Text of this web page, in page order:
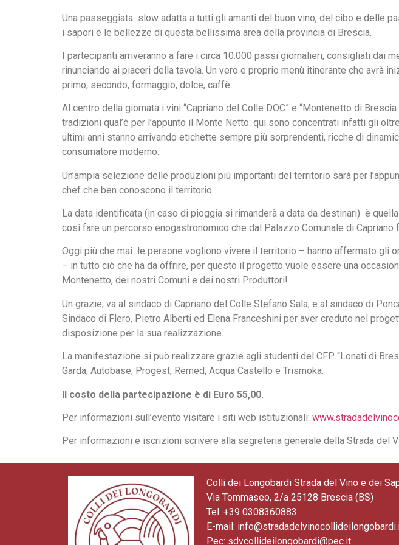
Una passeggiata slow adatta a tutti gli amanti del buon vino, del cibo e delle
i sapori e le bellezze di questa bellissima area della provincia di Brescia.
I partecipanti arriveranno a fare i circa 10.000 passi giornalieri, consigliati dai
rinunciando ai piaceri della tavola. Un vero e proprio menù itinerante che avrà
primo, secondo, formaggio, dolce, caffè.
Al centro della giornata i vini “Capriano del Colle DOC” e “Montenetto di
tradizioni qual’è per l’appunto il Monte Netto: qui sono concentrati infatti gli
ultimi anni stanno arrivando etichette sempre più sorprendenti, ricche di
consumatore moderno.
Un’ampia selezione delle produzioni più importanti del territorio sarà per
chef che ben conoscono il territorio.
La data identificata (in caso di pioggia si rimanderà a data da destinari) è
così fare un percorso enogastronomico che dal Palazzo Comunale di
Oggi più che mai le persone vogliono vivere il territorio – hanno affermato gli
– in tutto ciò che ha da offrire, per questo il progetto vuole essere una
Montenetto, dei nostri Comuni e dei nostri Produttori!
Un grazie, va al sindaco di Capriano del Colle Stefano Sala, e al sindaco di
Sindaco di Flero, Pietro Alberti ed Elena Franceshini per aver creduto nel
disposizione per la sua realizzazione.
La manifestazione si può realizzare grazie agli studenti del CFP “Lonati di
Garda, Autobase, Progest, Remed, Acqua Castello e Trismoka.
Il costo della partecipazione è di Euro 55,00.
Per informazioni sull’evento visitare i siti web istituzionali:
Per informazioni e iscrizioni scrivere alla segreteria generale della Strada del
Colli dei Longobardi Strada del Vino e dei
Via Tommaseo, 2/a 25128 Brescia (BS)
Tel. +39 0308360883
E-mail:
Pec: sdvcollideilongobardi@pec.it